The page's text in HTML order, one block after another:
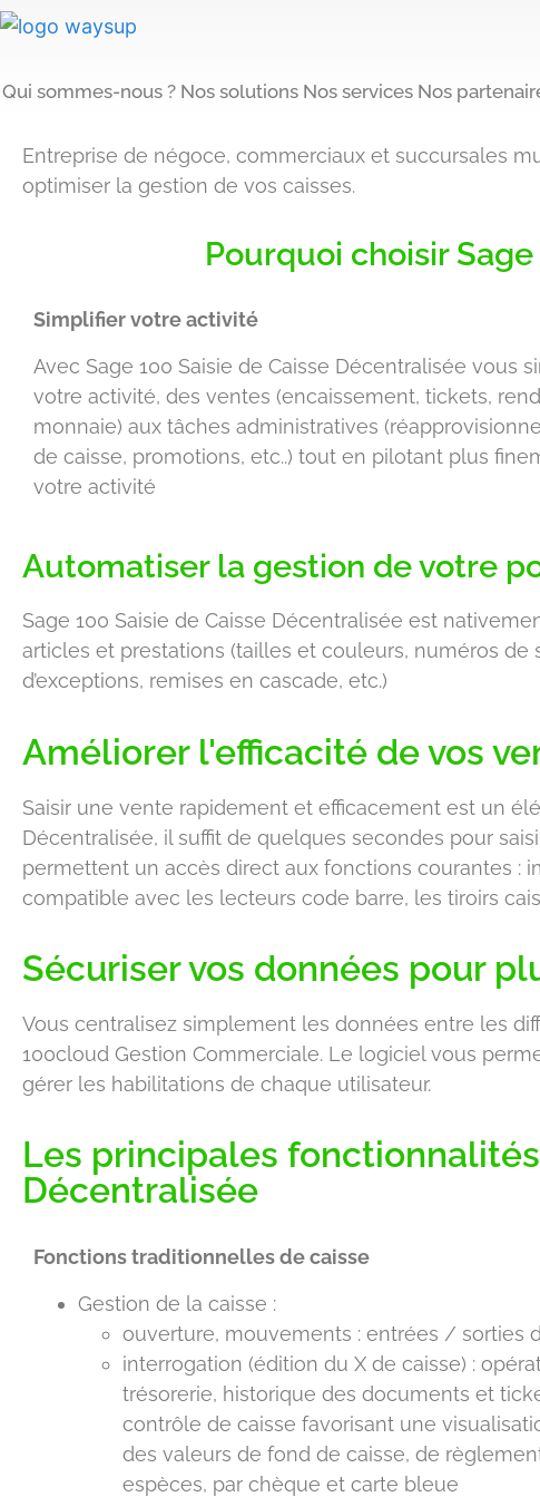
Qui sommes-nous ? Nos solutions Nos services Nos
Entreprise de négoce, commerciaux et succursales
optimiser la gestion de vos caisses.
Pourquoi choisir
Simplifier votre activité
Avec Sage 100 Saisie de Caisse Décentralisée vous
votre activité, des ventes (encaissement, tickets,
monnaie) aux tâches administratives
de caisse, promotions, etc..) tout en pilotant plus
votre activité
Automatiser la gestion de votre
Sage 100 Saisie de Caisse Décentralisée est
articles et prestations (tailles et couleurs, numéros
d’exceptions, remises en cascade, etc.)
Améliorer l'efficacité de vos
Saisir une vente rapidement et efficacement est un
Décentralisée, il suffit de quelques secondes pour
permettent un accès direct aux fonctions courantes :
compatible avec les lecteurs code barre, les tiroirs
Sécuriser vos données pour
Vous centralisez simplement les données entre les
100cloud Gestion Commerciale. Le logiciel vous
gérer les habilitations de chaque utilisateur.
Les principales
Décentralisée
Fonctions traditionnelles de caisse
Gestion de la caisse :
ouverture, mouvements : entrées / sorties
interrogation (édition du X de caisse) :
trésorerie, historique des documents et
contrôle de caisse favorisant une
des valeurs de fond de caisse, de
espèces, par chèque et carte bleue